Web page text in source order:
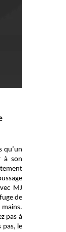
qu’un
à son
MJ
de
pas à
pas, le